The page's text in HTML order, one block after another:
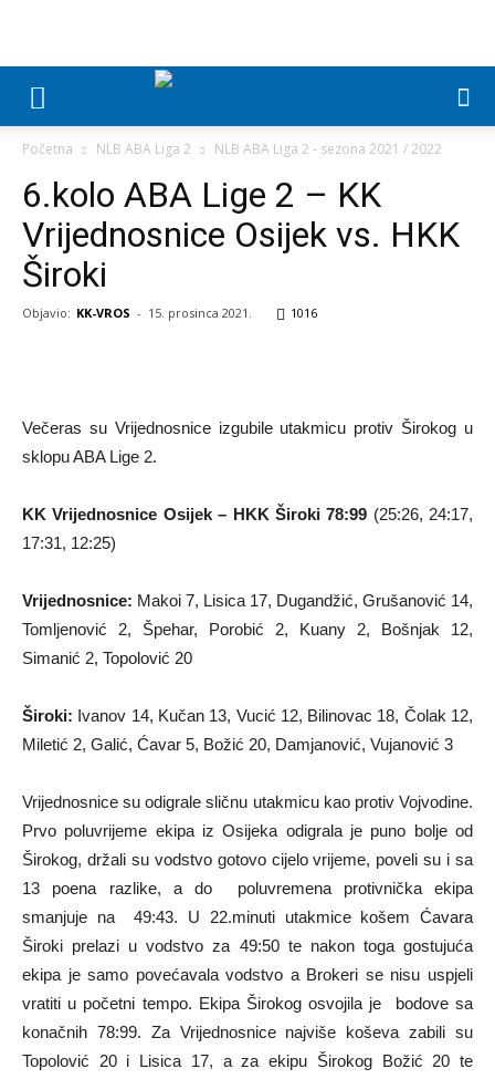
Početna NLB ABA Liga 2 NLB ABA Liga 2 - sezona 2021 / 2022
6.kolo ABA Lige 2 – KK
Vrijednosnice Osijek vs. HKK
Široki
Objavio: KK-VROS - 15. prosinca 2021. 1016
Večeras su Vrijednosnice izgubile utakmicu protiv Širokog u
sklopu ABA Lige 2.
KK Vrijednosnice Osijek – HKK Široki 78:99 (25:26, 24:17,
17:31, 12:25)
Vrijednosnice: Makoi 7, Lisica 17, Dugandžić, Grušanović 14,
Tomljenović 2, Špehar, Porobić 2, Kuany 2, Bošnjak 12,
Simanić 2, Topolović 20
Široki: Ivanov 14, Kučan 13, Vucić 12, Bilinovac 18, Čolak 12,
Miletić 2, Galić, Ćavar 5, Božić 20, Damjanović, Vujanović 3
Vrijednosnice su odigrale sličnu utakmicu kao protiv Vojvodine.
Prvo poluvrijeme ekipa iz Osijeka odigrala je puno bolje od
Širokog, držali su vodstvo gotovo cijelo vrijeme, poveli su i sa
13 poena razlike, a do poluvremena protivnička ekipa
smanjuje na 49:43. U 22.minuti utakmice košem Ćavara
Široki prelazi u vodstvo za 49:50 te nakon toga gostujuća
ekipa je samo povećavala vodstvo a Brokeri se nisu uspjeli
vratiti u početni tempo. Ekipa Širokog osvojila je bodove sa
konačnih 78:99. Za Vrijednosnice najviše koševa zabili su
Topolović 20 i Lisica 17, a za ekipu Širokog Božić 20 te